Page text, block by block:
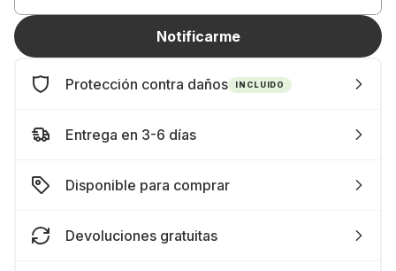
Notificarme
Protección contra daños INCLUIDO
Entrega en 3-6 días
Disponible para comprar
Devoluciones gratuitas